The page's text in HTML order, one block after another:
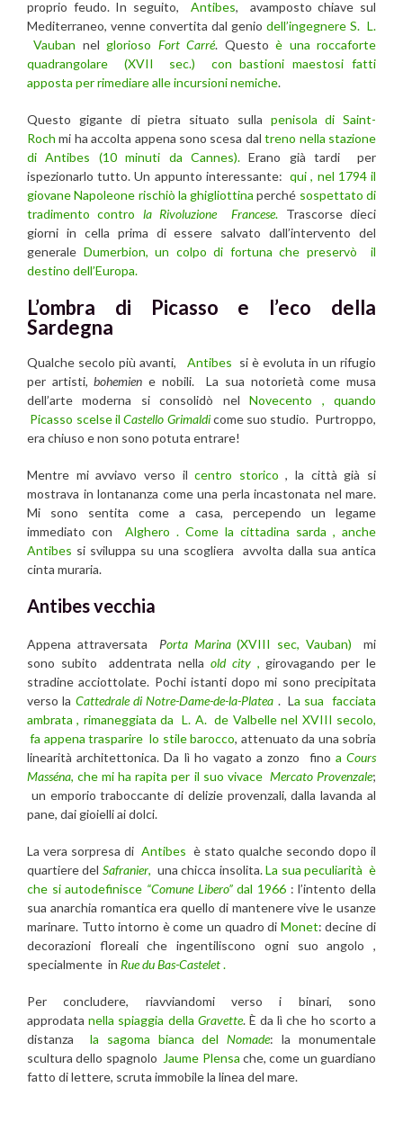
proprio feudo. In seguito, Antibes, avamposto chiave sul
Mediterraneo, venne convertita dal genio dell’ingegnere S. L.
Vauban nelglorioso Fort Carré. Questoè una roccaforte
quadrangolare (XVII sec.) con bastioni maestosi fatti
apposta per rimediare alle incursioni nemiche.
Questo gigante di pietra situato sulla penisola di Saint-
Roch mi ha accolta appena sono scesa daltreno nella stazione
di Antibes (10 minuti da Cannes). Erano già tardi per
ispezionarlo tutto. Un appunto interessante:qui , nel 1794 il
giovane Napoleone rischiò la ghigliottina perché sospettato di
tradimento contro la Rivoluzione Francese. Trascorse dieci
giorni in cella prima di essere salvato dall’intervento del
generale Dumerbion, un colpo di fortuna che preservò il
destino dell’Europa.
L’ombra di Picasso e l’eco della
Sardegna
Qualche secolo più avanti, Antibes si è evoluta in un rifugio
per artisti,bohemiene nobili. La sua notorietà come musa
dell’arte moderna si consolidò nelNovecento , quando
Picasso scelse ilCastello Grimaldicome suo studio. Purtroppo,
era chiuso e non sono potuta entrare!
Mentre mi avviavo verso ilcentro storico, la città già si
mostrava in lontananza come una perla incastonata nel mare.
Mi sono sentita come a casa, percependo un legame
immediato con Alghero . Come la cittadina sarda , anche
Antibes si sviluppa su una scogliera avvolta dalla sua antica
cinta muraria.
Antibes vecchia
Appena attraversata Porta Marina(XVIII sec, Vauban)
mi
sono subito addentrata nella old city, girovagando per le
stradine acciottolate. Pochi istanti dopo mi sono precipitata
verso la Cattedrale di Notre-Dame-de-la-Platea . La sua facciata
ambrata , rimaneggiata da L. A. de Valbelle nel XVIII secolo,
fa appena trasparire lo stile barocco, attenuato da una sobria
linearità architettonica. Da lì ho vagato a zonzo fino aCours
Masséna, che mi ha rapita per il suo vivace Mercato Provenzale;
un emporio traboccante di delizie provenzali, dalla lavanda al
pane, dai gioielli ai dolci.
La vera sorpresa di Antibes è stato qualche secondo dopo il
quartiere del Safranier, una chicca insolita.La sua peculiarità è
che si autodefinisce “Comune Libero”dal 1966 : l’intento della
sua anarchia romantica era quello di mantenere vive le usanze
marinare. Tutto intorno è come un quadro di Monet: decine di
decorazioni floreali che ingentiliscono ogni suo angolo ,
specialmente in Rue du Bas-Castelet.
Per concludere, riavviandomi verso i binari, sono
approdatanella spiaggia della Gravette. È da lì che ho scorto a
distanza la sagoma bianca delNomade: la monumentale
scultura dello spagnoloJaume Plensa che, come un guardiano
fatto di lettere, scruta immobile la linea del mare.